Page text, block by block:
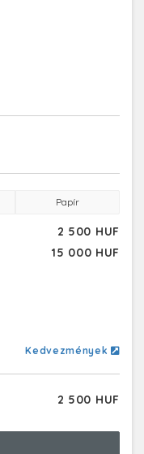
Papír
2 500 HUF
15 000 HUF
Kedvezmények
2 500 HUF